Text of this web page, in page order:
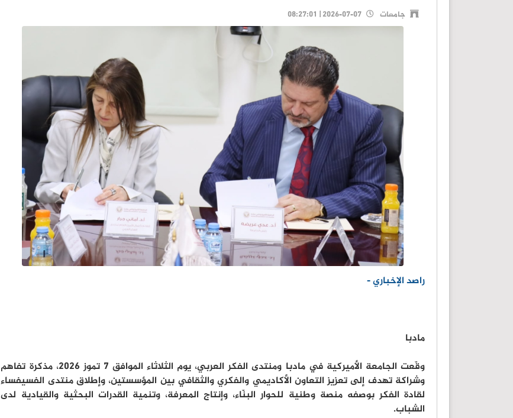
جامعات
راصد الإخباري -
مادبا
وقّعت الجامعة الأميركية في مادبا ومنتدى الفكر العربي، يوم الثلاثاء الموافق 7 تموز 2026، مذكرة تفاهم
وشراكة تهدف إلى تعزيز التعاون الأكاديمي والفكري والثقافي بين المؤسستين، وإطلاق منتدى الفسيفساء
لقادة الفكر بوصفه منصة وطنية للحوار البنّاء، وإنتاج المعرفة، وتنمية القدرات البحثية والقيادية لدى
الشباب.